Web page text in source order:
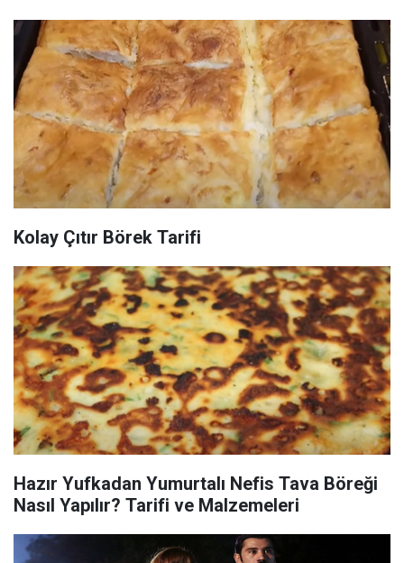
Kolay Çıtır Börek Tarifi
Hazır Yufkadan Yumurtalı Nefis Tava Böreği
Nasıl Yapılır? Tarifi ve Malzemeleri